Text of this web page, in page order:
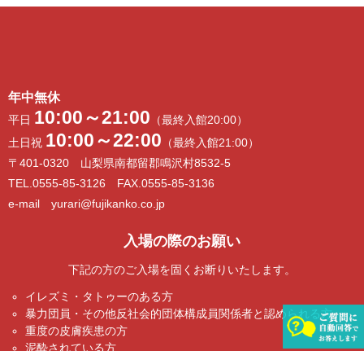
年中無休
平日 10:00～21:00 （最終入館20:00）
土日祝 10:00～22:00 （最終入館21:00）
〒401-0320 山梨県南都留郡鳴沢村8532-5
TEL.0555-85-3126 FAX.0555-85-3136
e-mail yurari@fujikanko.co.jp
入場の際のお願い
下記の方のご入場を固くお断りいたします。
イレズミ・タトゥーのある方
暴力団員・その他反社会的団体構成員関係者と認められる方
重度の皮膚疾患の方
泥酔されている方